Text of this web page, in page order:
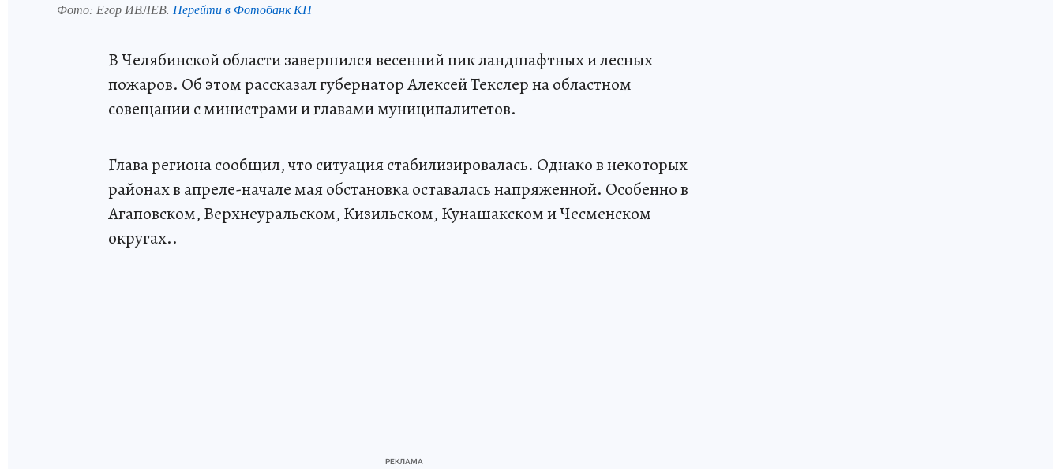
Фото: Егор ИВЛЕВ. Перейти в Фотобанк КП
В Челябинской области завершился весенний пик ландшафтных и лесных
пожаров. Об этом рассказал губернатор Алексей Текслер на областном
совещании с министрами и главами муниципалитетов.
Глава региона сообщил, что ситуация стабилизировалась. Однако в некоторых
районах в апреле-начале мая обстановка оставалась напряженной. Особенно в
Агаповском, Верхнеуральском, Кизильском, Кунашакском и Чесменском
округах..